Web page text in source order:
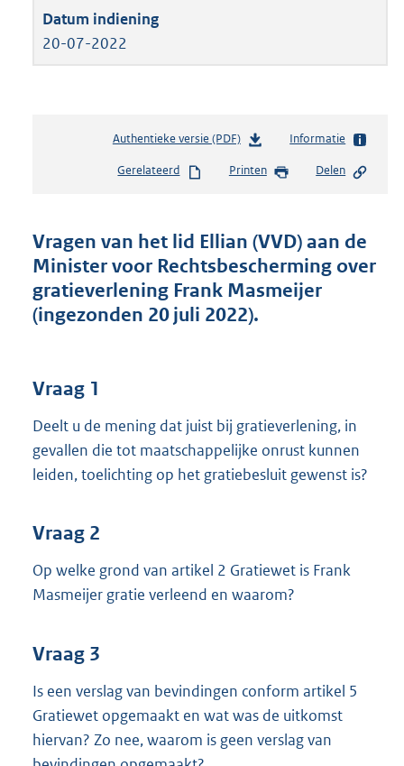
20-07-2022
Authentieke versie (PDF)b
s
d
s
g
r
:
3
8
K
Informatie
Gerelateerd Printen Delen
Vragen van het lid Ellian (VVD) aan de
Minister voor Rechtsbescherming over
gratieverlening Frank Masmeijer
(ingezonden 20 juli 2022).
Vraag 1
Deelt u de mening dat juist bij gratieverlening, in
gevallen die tot maatschappelijke onrust kunnen
leiden, toelichting op het gratiebesluit gewenst is?
Vraag 2
Op welke grond van artikel 2 Gratiewet is Frank
Masmeijer gratie verleend en waarom?
Vraag 3
Is een verslag van bevindingen conform artikel 5
Gratiewet opgemaakt en wat was de uitkomst
hiervan? Zo nee, waarom is geen verslag van